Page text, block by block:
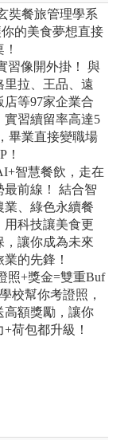
奘餐旅管理學系
的美食夢想直接
！
習像開外掛！ 與
里拉、王品、遠
店等97家企業合
實習續留率高達5
畢業直接變職場
！
智慧餐飲，走在
最前線！ 結合智
業、綠色永續餐
用科技讓美食更
，讓你成為未來
業的先鋒！
照+獎金=雙重Buf
校幫你考證照，
高額獎勵，讓你
+荷包都升級！